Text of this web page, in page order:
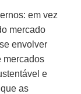
em vez
mercado
envolver
mercados
e
as